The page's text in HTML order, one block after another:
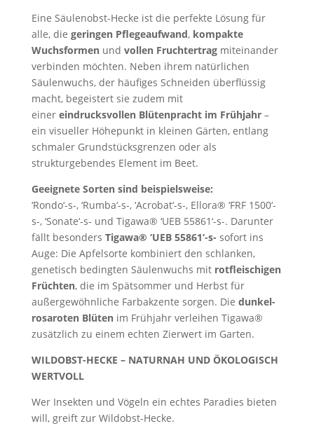
Eine Säulenobst-Hecke ist die perfekte Lösung für
alle, die geringen Pflegeaufwand, kompakte
Wuchsformenund vollen Fruchtertragmiteinander
verbinden möchten. Neben ihrem natürlichen
Säulenwuchs, der häufiges Schneiden überflüssig
macht, begeistert sie zudem mit
einer eindrucksvollen Blütenpracht im Frühjahr–
ein visueller Höhepunkt in kleinen Gärten, entlang
schmaler Grundstücksgrenzen oder als
strukturgebendes Element im Beet.
Geeignete Sorten sind beispielsweise:
‘Rondo‘-s-, ‘Rumba‘-s-, ‘Acrobat‘-s-, Ellora® ‘FRF 1500‘-
s-, ‘Sonate‘-s- und Tigawa® ‘UEB 55861‘-s-. Darunter
fällt besonders Tigawa® ‘UEB 55861‘-s- sofort ins
Auge: Die Apfelsorte kombiniert den schlanken,
genetisch bedingten Säulenwuchs mit rotfleischigen
Früchten, die im Spätsommer und Herbst für
außergewöhnliche Farbakzente sorgen. Die dunkel-
rosaroten Blütenim Frühjahr verleihen Tigawa®
zusätzlich zu einem echten Zierwert im Garten.
WILDOBST-HECKE – NATURNAH UND ÖKOLOGISCH
WERTVOLL
Wer Insekten und Vögeln ein echtes Paradies bieten
will, greift zur Wildobst-Hecke.